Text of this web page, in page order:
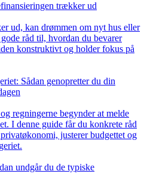
trækker ud
ud, kan drømmen om nyt hus eller
råd til, hvordan du bevarer
konstruktivt og holder fokus på
Sådan genopretter du din
regningerne begynder at melde
I denne guide får du konkrete råd
justerer budgettet og
undgår du de typiske